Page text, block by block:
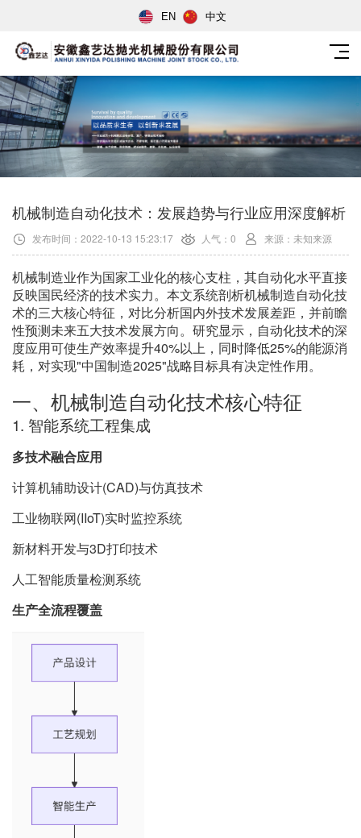
EN 中文
机械制造自动化技术：发展趋势与行业应用深度解析
发布时间：2022-10-13 15:23:17 人气：0 来源：未知来源
机械制造业作为国家工业化的核心支柱，其自动化水平直接
反映国民经济的技术实力。本文系统剖析机械制造自动化技
术的三大核心特征，对比分析国内外技术发展差距，并前瞻
性预测未来五大技术发展方向。研究显示，自动化技术的深
度应用可使生产效率提升40%以上，同时降低25%的能源消
耗，对实现"中国制造2025"战略目标具有决定性作用。
一、机械制造自动化技术核心特征
1. 智能系统工程集成
多技术融合应用
计算机辅助设计(CAD)与仿真技术
工业物联网(IIoT)实时监控系统
新材料开发与3D打印技术
人工智能质量检测系统
生产全流程覆盖